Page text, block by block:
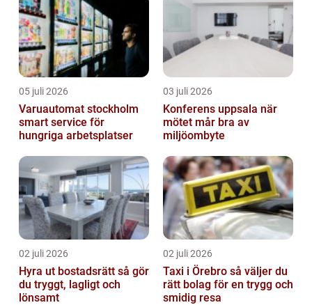
05 juli 2026
Varuautomat stockholm
smart service för
hungriga arbetsplatser
03 juli 2026
Konferens uppsala när
mötet mår bra av
miljöombyte
02 juli 2026
Hyra ut bostadsrätt så gör
du tryggt, lagligt och
lönsamt
02 juli 2026
Taxi i Örebro så väljer du
rätt bolag för en trygg och
smidig resa